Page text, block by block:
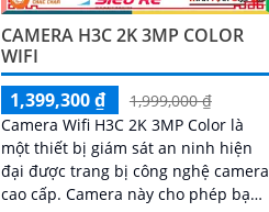
CAMERA H3C 2K 3MP COLOR
WIFI
1,399,300 ₫
1,999,000 ₫
Camera Wifi H3C 2K 3MP Color là
một thiết bị giám sát an ninh hiện
đại được trang bị công nghệ camera
cao cấp. Camera này cho phép bạn